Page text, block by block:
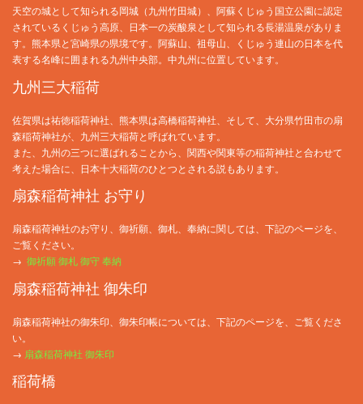
天空の城として知られる岡城（九州竹田城）、阿蘇くじゅう国立公園に認定
されているくじゅう高原、日本一の炭酸泉として知られる長湯温泉がありま
す。熊本県と宮崎県の県境です。阿蘇山、祖母山、くじゅう連山の日本を代
表する名峰に囲まれる九州中央部。中九州に位置しています。
九州三大稲荷
佐賀県は祐徳稲荷神社、熊本県は高橋稲荷神社、そして、大分県竹田市の扇
森稲荷神社が、九州三大稲荷と呼ばれています。
また、九州の三つに選ばれることから、関西や関東等の稲荷神社と合わせて
考えた場合に、日本十大稲荷のひとつとされる説もあります。
扇森稲荷神社 お守り
扇森稲荷神社のお守り、御祈願、御札、奉納に関しては、下記のページを、
ご覧ください。
→ 御祈願 御札 御守 奉納
扇森稲荷神社 御朱印
扇森稲荷神社の御朱印、御朱印帳については、下記のページを、ご覧くださ
い。
→ 扇森稲荷神社 御朱印
稲荷橋